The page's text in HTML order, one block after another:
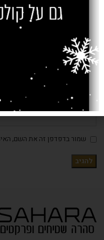
אימייל*
אתר
שמור בדפדפן זה את השם,